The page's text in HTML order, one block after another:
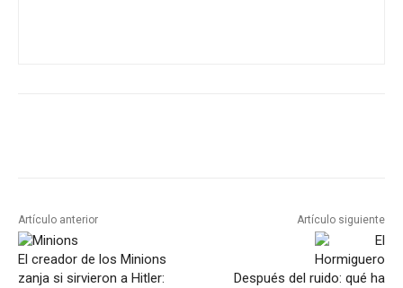
Artículo anterior
El creador de los Minions
zanja si sirvieron a Hitler:
Artículo siguiente
Después del ruido: qué ha